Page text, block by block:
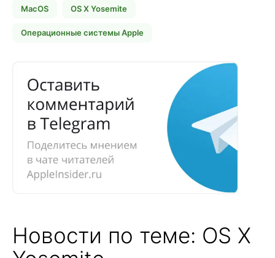
MacOS OS X Yosemite
Операционные системы Apple
Новости по теме: OS X